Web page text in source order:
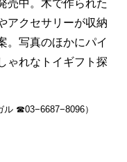
売中。木で作られた
アクセサリーが収納
。写真のほかにパイ
ゃれなトイギフト探
☎03−6687−8096）